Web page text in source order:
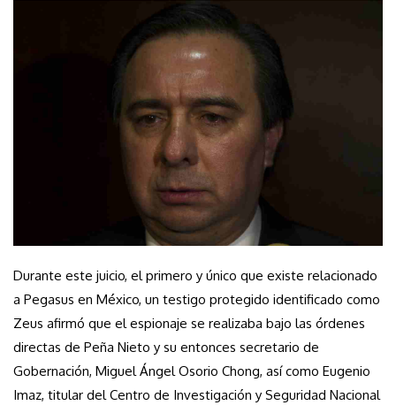
Durante este juicio, el primero y único que existe relacionado
a Pegasus en México, un testigo protegido identificado como
Zeus afirmó que el espionaje se realizaba bajo las órdenes
directas de Peña Nieto y su entonces secretario de
Gobernación, Miguel Ángel Osorio Chong, así como Eugenio
Imaz, titular del Centro de Investigación y Seguridad Nacional